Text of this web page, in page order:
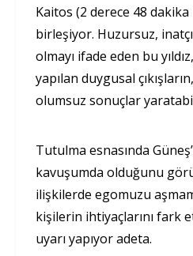
Kaitos (2 derece 48 dakika
birleşiyor. Huzursuz,
olmayı ifade eden bu
yapılan duygusal
olumsuz sonuçlar
Tutulma esnasında
kavuşumda olduğunu
ilişkilerde egomuzu
kişilerin ihtiyaçlarını fark
uyarı yapıyor adeta.